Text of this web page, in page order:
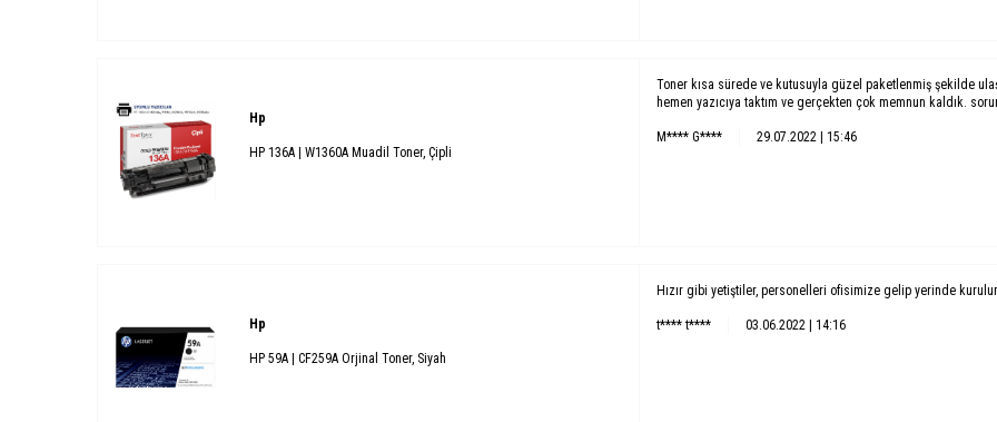
Hp
HP 136A | W1360A Muadil Toner, Çipli
Toner kısa sürede ve kutusuyla güzel paketlenmiş şekilde
hemen yazıcıya taktım ve gerçekten çok memnun kaldık.
M**** G**** 29.07.2022 | 15:46
Hp
HP 59A | CF259A Orjinal Toner, Siyah
Hızır gibi yetiştiler, personelleri ofisimize gelip yerinde
t**** t**** 03.06.2022 | 14:16